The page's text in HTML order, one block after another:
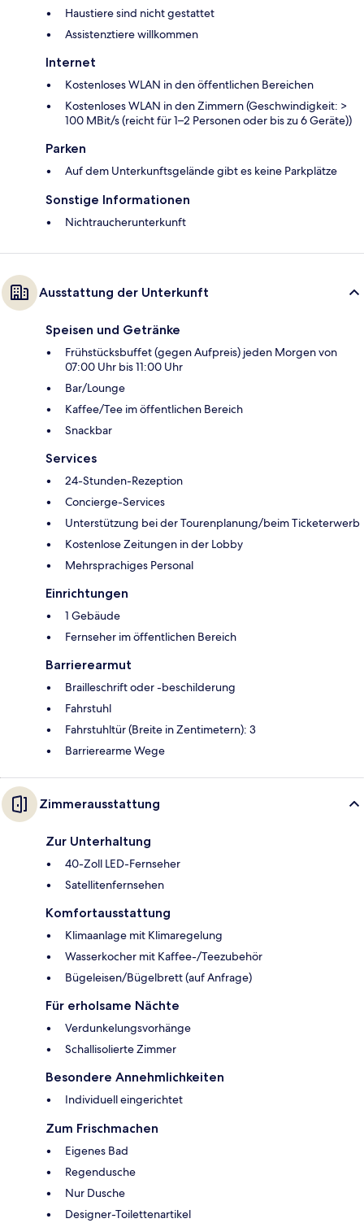
Haustiere sind nicht gestattet
Assistenztiere willkommen
Internet
Kostenloses WLAN in den öffentlichen Bereichen
Kostenloses WLAN in den Zimmern (Geschwindigkeit: >
100 MBit/s (reicht für 1–2 Personen oder bis zu 6 Geräte))
Parken
Auf dem Unterkunftsgelände gibt es keine Parkplätze
Sonstige Informationen
Nichtraucherunterkunft
Ausstattung der Unterkunft
Speisen und Getränke
Frühstücksbuffet (gegen Aufpreis) jeden Morgen von
07:00 Uhr bis 11:00 Uhr
Bar/Lounge
Kaffee/Tee im öffentlichen Bereich
Snackbar
Services
24-Stunden-Rezeption
Concierge-Services
Unterstützung bei der Tourenplanung/beim Ticketerwerb
Kostenlose Zeitungen in der Lobby
Mehrsprachiges Personal
Einrichtungen
1 Gebäude
Fernseher im öffentlichen Bereich
Barrierearmut
Brailleschrift oder -beschilderung
Fahrstuhl
Fahrstuhltür (Breite in Zentimetern): 3
Barrierearme Wege
Zimmerausstattung
Zur Unterhaltung
40-Zoll LED-Fernseher
Satellitenfernsehen
Komfortausstattung
Klimaanlage mit Klimaregelung
Wasserkocher mit Kaffee-/Teezubehör
Bügeleisen/Bügelbrett (auf Anfrage)
Für erholsame Nächte
Verdunkelungsvorhänge
Schallisolierte Zimmer
Besondere Annehmlichkeiten
Individuell eingerichtet
Zum Frischmachen
Eigenes Bad
Regendusche
Nur Dusche
Designer-Toilettenartikel